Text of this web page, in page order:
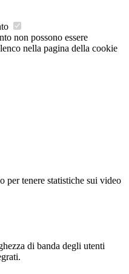
non possono essere
nella pagina della cookie
per tenere statistiche sui video
di banda degli utenti